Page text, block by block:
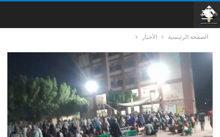
الصفحة الرئيسية الأخبار